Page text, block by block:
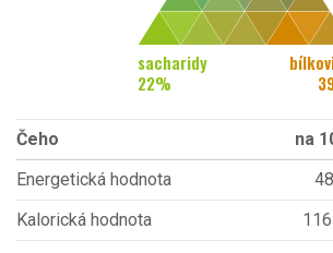
sacharidy
22%
Čeho na
Energetická hodnota
Kalorická hodnota